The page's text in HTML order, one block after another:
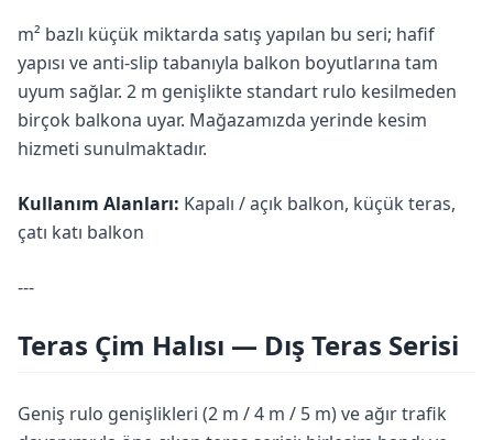
m² bazlı küçük miktarda satış yapılan bu seri; hafif
yapısı ve anti-slip tabanıyla balkon boyutlarına tam
uyum sağlar. 2 m genişlikte standart rulo kesilmeden
birçok balkona uyar. Mağazamızda yerinde kesim
hizmeti sunulmaktadır.
Kullanım Alanları: Kapalı / açık balkon, küçük teras,
çatı katı balkon
---
Teras Çim Halısı — Dış Teras Serisi
Geniş rulo genişlikleri (2 m / 4 m / 5 m) ve ağır trafik